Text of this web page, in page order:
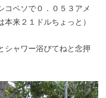
コペソで０．０５３アメ
来２１ドルちょっと）
シャワー浴びてねと念押